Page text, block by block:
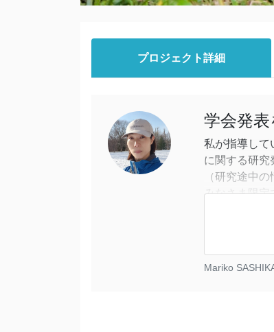
プロジェクト詳細
学会発表
私が指導して
に関する研究
（研究途中
みなさま限定
3人とも、大
Mariko